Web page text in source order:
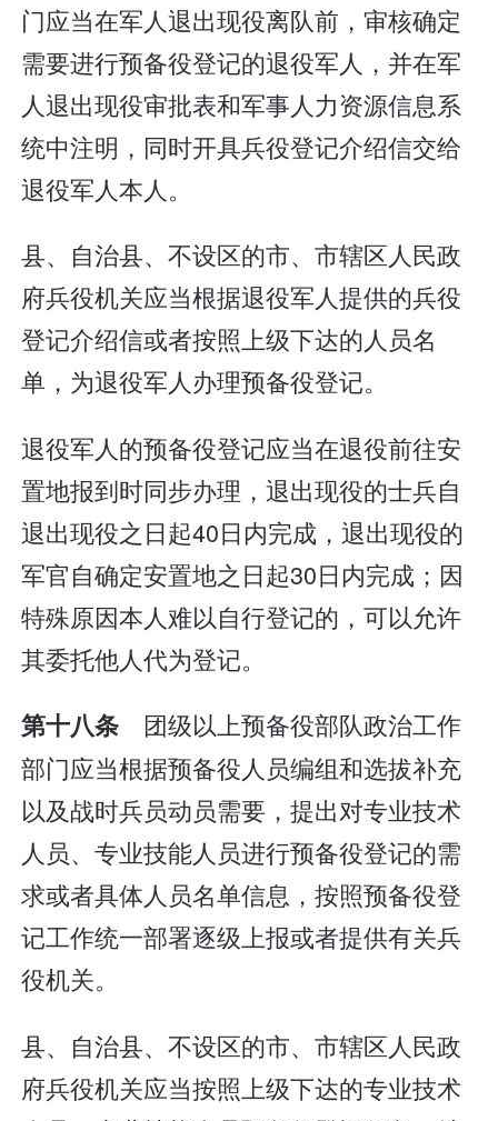
门应当在军人退出现役离队前，审核确定
需要进行预备役登记的退役军人，并在军
人退出现役审批表和军事人力资源信息系
统中注明，同时开具兵役登记介绍信交给
退役军人本人。
县、自治县、不设区的市、市辖区人民政
府兵役机关应当根据退役军人提供的兵役
登记介绍信或者按照上级下达的人员名
单，为退役军人办理预备役登记。
退役军人的预备役登记应当在退役前往安
置地报到时同步办理，退出现役的士兵自
退出现役之日起40日内完成，退出现役的
军官自确定安置地之日起30日内完成；因
特殊原因本人难以自行登记的，可以允许
其委托他人代为登记。
第十八条 团级以上预备役部队政治工作
部门应当根据预备役人员编组和选拔补充
以及战时兵员动员需要，提出对专业技术
人员、专业技能人员进行预备役登记的需
求或者具体人员名单信息，按照预备役登
记工作统一部署逐级上报或者提供有关兵
役机关。
县、自治县、不设区的市、市辖区人民政
府兵役机关应当按照上级下达的专业技术